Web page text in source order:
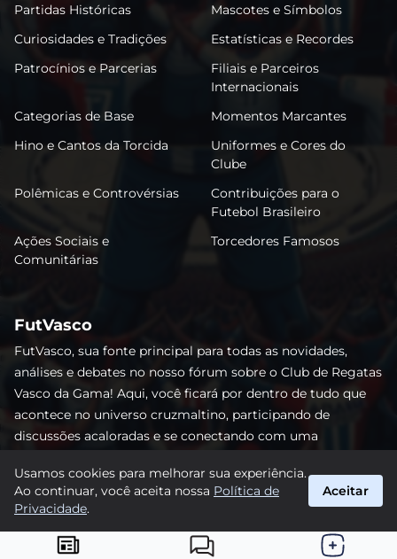
Partidas Históricas
Mascotes e Símbolos
Curiosidades e Tradições
Estatísticas e Recordes
Patrocínios e Parcerias
Filiais e Parceiros
Internacionais
Categorias de Base
Momentos Marcantes
Hino e Cantos da Torcida
Uniformes e Cores do
Clube
Polêmicas e Controvérsias
Contribuições para o
Futebol Brasileiro
Ações Sociais e
Comunitárias
Torcedores Famosos
FutVasco
FutVasco, sua fonte principal para todas as novidades,
análises e debates no nosso fórum sobre o Club de Regatas
Vasco da Gama! Aqui, você ficará por dentro de tudo que
acontece no universo cruzmaltino, participando de
discussões acaloradas e se conectando com uma
nenhum lance e acompanhe de perto o caminho do Vasco
rumo às vitórias! #Vasco #FutVasco
Usamos cookies para melhorar sua experiência.
Ao continuar, você aceita nossa Política de
Privacidade.
Aceitar